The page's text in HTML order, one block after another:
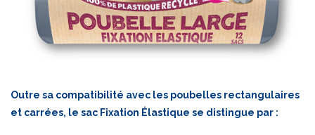
Outre sa compatibilité avec les poubelles rectangulaires
et carrées, le sac Fixation Élastique se distingue par :